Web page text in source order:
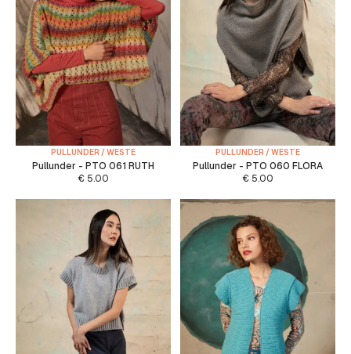
PULLUNDER / WESTE
Pullunder - PTO 061 RUTH
€ 5.00
PULLUNDER / WESTE
Pullunder - PTO 060 FLORA
€ 5.00